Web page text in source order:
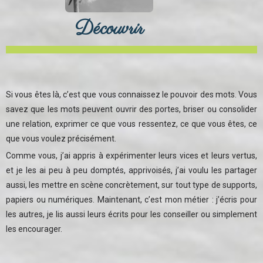
Découvrir
Avancer
Si vous êtes là, c’est que vous connaissez le pouvoir des mots. Vous
savez que les mots peuvent ouvrir des portes, briser ou consolider
une relation, exprimer ce que vous ressentez, ce que vous êtes, ce
que vous voulez précisément.
Comme vous, j’ai appris à expérimenter leurs vices et leurs vertus,
et je les ai peu à peu domptés, apprivoisés, j’ai voulu les partager
aussi, les mettre en scène concrètement, sur tout type de supports,
papiers ou numériques. Maintenant, c’est mon métier : j’écris pour
les autres, je lis aussi leurs écrits pour les conseiller ou simplement
les encourager.